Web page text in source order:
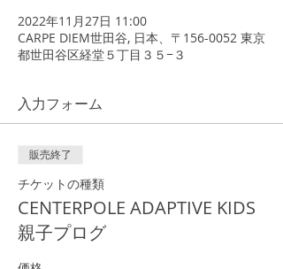
2022年11月27日 11:00
CARPE DIEM世田谷, 日本、〒156-0052 東京
都世田谷区経堂５丁目３５−３
入力フォーム
販売終了
チケットの種類
CENTERPOLE ADAPTIVE KIDS
親子プログ